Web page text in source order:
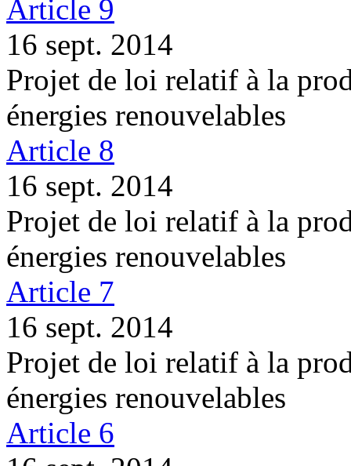
Article 9
16 sept. 2014
Projet de loi relatif à la
énergies renouvelables
Article 8
16 sept. 2014
Projet de loi relatif à la
énergies renouvelables
Article 7
16 sept. 2014
Projet de loi relatif à la
énergies renouvelables
Article 6